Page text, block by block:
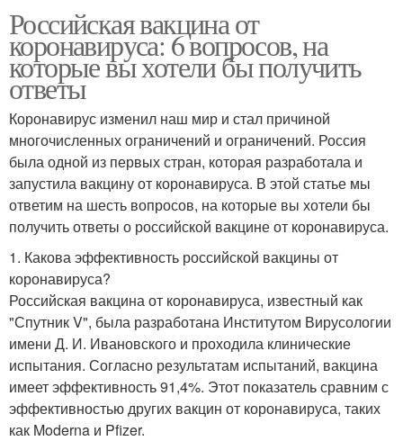
Российская вакцина от
коронавируса: 6 вопросов, на
которые вы хотели бы получить
ответы
Коронавирус изменил наш мир и стал причиной
многочисленных ограничений и ограничений. Россия
была одной из первых стран, которая разработала и
запустила вакцину от коронавируса. В этой статье мы
ответим на шесть вопросов, на которые вы хотели бы
получить ответы о российской вакцине от коронавируса.
1. Какова эффективность российской вакцины от
коронавируса?
Российская вакцина от коронавируса, известный как
"Спутник V", была разработана Институтом Вирусологии
имени Д. И. Ивановского и проходила клинические
испытания. Согласно результатам испытаний, вакцина
имеет эффективность 91,4%. Этот показатель сравним с
эффективностью других вакцин от коронавируса, таких
как Moderna и Pfizer.